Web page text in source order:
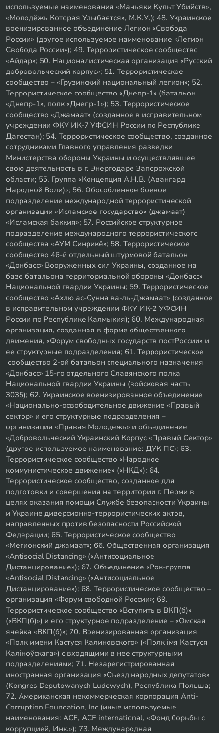
используемые наименования «Маньяки Культ Убийств»,
«Молодёжь Которая Улыбается», М.К.У.); 48. Украинское
военизированное объединение Легион «Свобода
России» (другое используемое наименование «Легион
Свобода России»); 49. Террористическое сообщество
«Айдар»; 50. Националистическая организация «Русский
добровольческий корпус»; 51. Террористическое
сообщество – «Грузинский национальный легион»; 52.
Террористическое сообщество «Днепр-1» (батальон
«Днепр-1», полк «Днепр-1»); 53. Террористическое
сообщество «Джамаат» (созданное в исправительном
учреждении ФКУ ИК-7 УФСИН России по Республике
Дагестан); 54. Террористическое сообщество, созданное
сотрудниками Главного управления разведки
Министерства обороны Украины и осуществлявшее
свою деятельность в г. Энергодаре Запорожской
области; 55. Группа «Концепция А.Н.В. (Авангард
Народной Воли)»; 56. Обособленное боевое
подразделение международной террористической
организации «Исламское государство» (джамаат)
«Исламская баккия»; 57. Российское структурное
подразделение международного террористического
сообщества «АУМ Синрикё»; 58. Террористическое
сообщество 46-й отдельный штурмовой батальон
«Донбасс» Вооруженных сил Украины, созданное на
базе батальона территориальной обороны «Донбасс»
Национальной гвардии Украины; 59. Террористическое
сообщество «Ахлю ас-Сунна ва-ль-Джамаат» (созданное
в исправительном учреждении ФКУ ИК-2 УФСИН
России по Республике Калмыкия); 60. Международная
организация, созданная в форме общественного
движения, «Форум свободных государств постРоссии» и
ее структурные подразделения; 61. Террористическое
сообщество 2-ой батальон специального назначения
«Донбасс» 15-го отдельного Славянского полка
Национальной гвардии Украины (войсковая часть
3035); 62. Украинское военизированное объединение
«Национально-освободительное движение «Правый
сектор» и его структурные подразделения –
организация «Правая Молодежь» и объединение
«Добровольческий Украинский Корпус «Правый Сектор»
(другое используемое наименование: ДУК ПС); 63.
Террористическое сообщество «Народное
коммунистическое движение» («НКД»); 64.
Террористическое сообщество, созданное для
подготовки и совершения на территории г. Перми в
целях оказания помощи Службе безопасности Украины
и Украине диверсионно-террористических актов,
направленных против безопасности Российской
Федерации; 65. Террористическое сообщество
«Мегионский джамаат»; 66. Общественная организация
«Antisocial Distancing» («Антисоциальное
Дистанцирование»); 67. Объединение «Рок-группа
«Antisocial Distancing» («Антисоциальное
Дистанцирование»); 68. Террористическое сообщество –
организация «Форум свободной России»; 69.
Террористическое сообщество «Вступить в ВКП(б)»
(«ВКП(б)») и его структурное подразделение – «Омская
ячейка «ВКП(б)»; 70. Военизированная организация
«Полк имени Кастуся Калиновского» («Полк iмя Кастуся
Калiноўскага») с входящими в нее структурными
подразделениями; 71. Незарегистрированная
иностранная организация «Съезд народных депутатов»
(Kongres Deputowanych Ludowych), Республика Польша;
72. Американская некоммерческая корпорация Anti-
Corruption Foundation, Inc (иные используемые
наименования: ACF, ACF international, «Фонд борьбы с
коррупцией, Инк.»); 73. Международная